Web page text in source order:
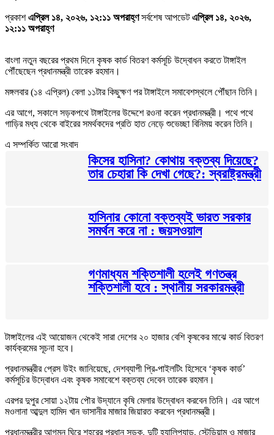
প্রকাশএপ্রিল ১৪, ২০২৬, ১২:১১ অপরাহ্ণ সর্বশেষ আপডেটএপ্রিল ১৪, ২০২৬,
১২:১১ অপরাহ্ণ
বাংলা নতুন বছরের প্রথম দিনে কৃষক কার্ড বিতরণ কর্মসূচি উদ্বোধন করতে টাঙ্গাইল
পৌঁছেছেন প্রধানমন্ত্রী তারেক রহমান।
মঙ্গলবার (১৪ এপ্রিল) বেলা ১১টার কিছুক্ষণ পর টাঙ্গাইলে সমাবেশস্থলে পৌঁছান তিনি।
এর আগে, সকালে সড়কপথে টাঙ্গাইলের উদ্দেশে রওনা করেন প্রধানমন্ত্রী। পথে পথে
গাড়ির মধ্য থেকে বাইরের সমর্থকদের প্রতি হাত নেড়ে শুভেচ্ছা বিনিময় করেন তিনি।
এ সম্পর্কিত আরো সংবাদ
কিসের হাসিনা? কোথায় বক্তব্য দিয়েছে?
তার চেহারা কি দেখা গেছে?: স্বরাষ্ট্রমন্ত্রী
হাসিনার কোনো বক্তব্যই ভারত সরকার
সমর্থন করে না : জয়সওয়াল
গণমাধ্যম শক্তিশালী হলেই গণতন্ত্র
শক্তিশালী হবে : স্থানীয় সরকারমন্ত্রী
টাঙ্গাইলের এই আয়োজন থেকেই সারা দেশের ২০ হাজার বেশি কৃষকের মাঝে কার্ড বিতরণ
কার্যক্রমের সূচনা হবে।
প্রধানমন্ত্রীর প্রেস উইং জানিয়েছে, দেশব্যাপী প্রি-পাইলটিং হিসেবে ‘কৃষক কার্ড’
কর্মসূচির উদ্বোধন এবং কৃষক সমাবেশে বক্তব্য দেবেন তারেক রহমান।
এরপর দুপুর সোয়া ১২টায় পৌর উদ্যানে কৃষি মেলার উদ্বোধন করবেন তিনি। এর আগে
মওলানা আব্দুল হামিদ খান ভাসানীর মাজার জিয়ারত করবেন প্রধানমন্ত্রী।
প্রধানমন্ত্রীর আগমন ঘিরে শহরের প্রধান সড়ক, দুটি হ্যালিপ্যাড, স্টেডিয়াম ও মাজার